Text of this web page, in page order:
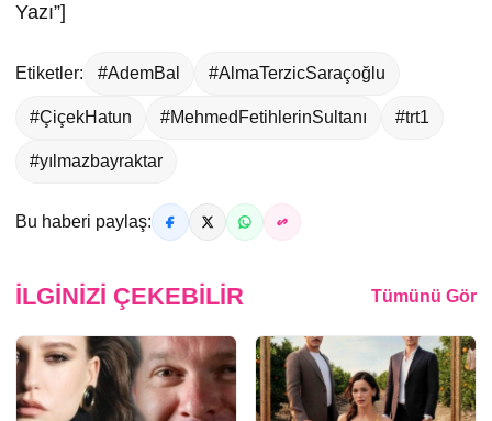
Yazı”]
Etiketler: #AdemBal #AlmaTerzicSaraçoğlu
#ÇiçekHatun #MehmedFetihlerinSultanı #trt1
#yılmazbayraktar
Bu haberi paylaş:
İLGINIZI ÇEKEBILIR Tümünü Gör